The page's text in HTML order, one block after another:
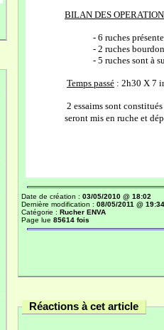
BILAN DES
- 6 ruches
- 2 ruches
- 5 ruches sont à
Temps passé : 2h30 X 7
2 essaims sont
seront mis en ruche et
Date de création : 03/05/2010 @ 18:02
Dernière modification : 08/05/2011 @ 19:34
Catégorie : Rucher ENVA
Page lue 85614 fois
Réactions à cet article